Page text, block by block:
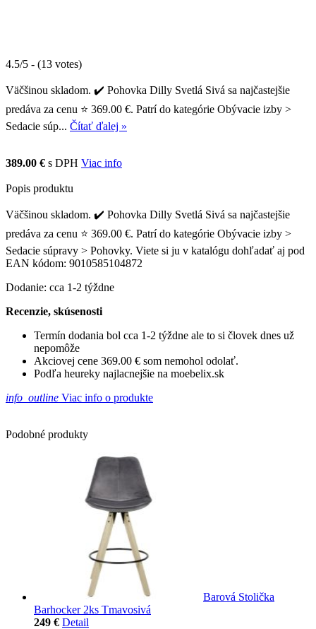
4.5/5 - (13 votes)
Väčšinou skladom. ✔️ Pohovka Dilly Svetlá Sivá sa najčastejšie
predáva za cenu ⭐ 369.00 €. Patrí do kategórie Obývacie izby >
Sedacie súp... Čítať ďalej »
389.00 € s DPH Viac info
Popis produktu
Väčšinou skladom. ✔️ Pohovka Dilly Svetlá Sivá sa najčastejšie
predáva za cenu ⭐ 369.00 €. Patrí do kategórie Obývacie izby >
Sedacie súpravy > Pohovky. Viete si ju v katalógu dohľadať aj pod
EAN kódom: 9010585104872
Dodanie: cca 1-2 týždne
Recenzie, skúsenosti
Termín dodania bol cca 1-2 týždne ale to si človek dnes už
nepomôže
Akciovej cene 369.00 € som nemohol odolať.
Podľa heureky najlacnejšie na moebelix.sk
info_outline Viac info o produkte
Podobné produkty
Barová Stolička
Barhocker 2ks Tmavosivá
249 € Detail